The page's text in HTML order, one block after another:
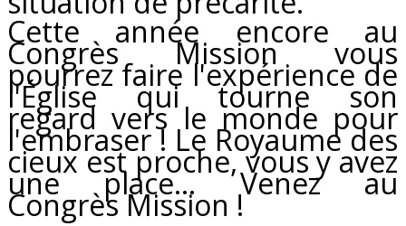
Cette année encore au
Congrès Mission vous
pourrez faire l'expérience de
l'Église qui tourne son
regard vers le monde pour
l'embraser ! Le Royaume des
cieux est proche, vous y avez
une place... Venez au
Congrès Mission !